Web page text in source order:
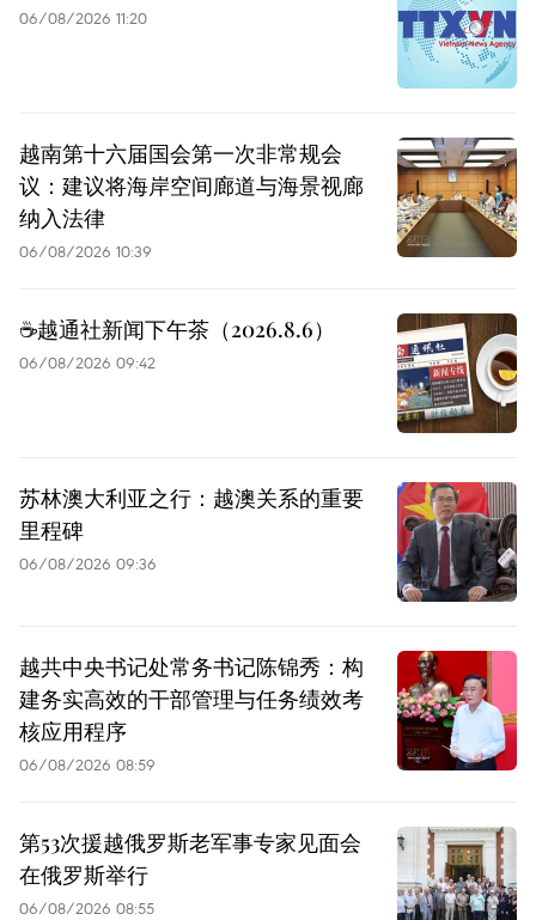
06/08/2026 11:20
越南第十六届国会第一次非常规会
议：建议将海岸空间廊道与海景视廊
纳入法律
06/08/2026 10:39
☕️越通社新闻下午茶（2026.8.6）
06/08/2026 09:42
苏林澳大利亚之行：越澳关系的重要
里程碑
06/08/2026 09:36
越共中央书记处常务书记陈锦秀：构
建务实高效的干部管理与任务绩效考
核应用程序
06/08/2026 08:59
第53次援越俄罗斯老军事专家见面会
在俄罗斯举行
06/08/2026 08:55